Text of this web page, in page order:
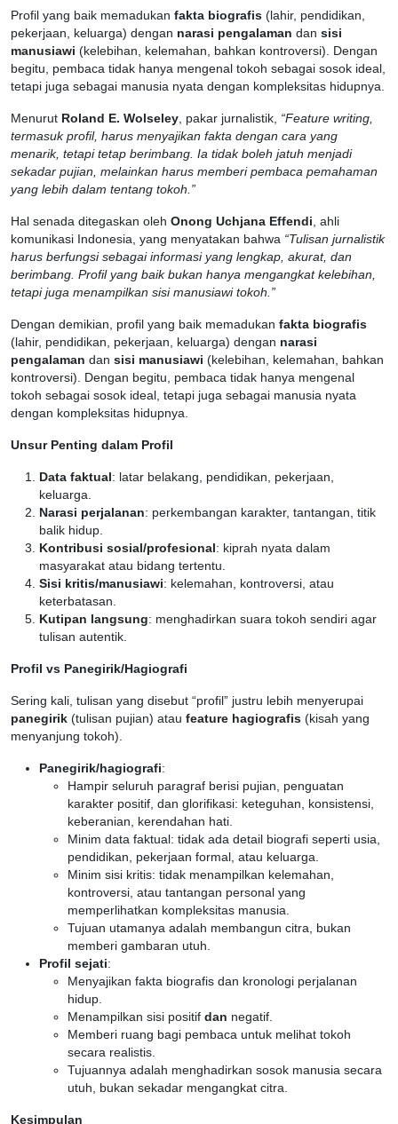
Profil yang baik memadukan fakta biografis (lahir, pendidikan,
pekerjaan, keluarga) dengan narasi pengalaman dan sisi
manusiawi (kelebihan, kelemahan, bahkan kontroversi). Dengan
begitu, pembaca tidak hanya mengenal tokoh sebagai sosok ideal,
tetapi juga sebagai manusia nyata dengan kompleksitas hidupnya.
Menurut Roland E. Wolseley , pakar jurnalistik, “Feature writing,
termasuk profil, harus menyajikan fakta dengan cara yang
menarik, tetapi tetap berimbang. Ia tidak boleh jatuh menjadi
sekadar pujian, melainkan harus memberi pembaca pemahaman
yang lebih dalam tentang tokoh.”
Hal senada ditegaskan oleh Onong Uchjana Effendi , ahli
komunikasi Indonesia, yang menyatakan bahwa “Tulisan jurnalistik
harus berfungsi sebagai informasi yang lengkap, akurat, dan
berimbang. Profil yang baik bukan hanya mengangkat kelebihan,
tetapi juga menampilkan sisi manusiawi tokoh.”
Dengan demikian, profil yang baik memadukan fakta biografis
(lahir, pendidikan, pekerjaan, keluarga) dengan narasi
pengalaman dan sisi manusiawi (kelebihan, kelemahan, bahkan
kontroversi). Dengan begitu, pembaca tidak hanya mengenal
tokoh sebagai sosok ideal, tetapi juga sebagai manusia nyata
dengan kompleksitas hidupnya.
Unsur Penting dalam Profil
Data faktual: latar belakang, pendidikan, pekerjaan,
keluarga.
Narasi perjalanan: perkembangan karakter, tantangan, titik
balik hidup.
Kontribusi sosial/profesional: kiprah nyata dalam
masyarakat atau bidang tertentu.
Sisi kritis/manusiawi: kelemahan, kontroversi, atau
keterbatasan.
Kutipan langsung: menghadirkan suara tokoh sendiri agar
tulisan autentik.
Profil vs Panegirik/Hagiografi
Sering kali, tulisan yang disebut “profil” justru lebih menyerupai
panegirik (tulisan pujian) atau feature hagiografis (kisah yang
menyanjung tokoh).
Panegirik/hagiografi:
Hampir seluruh paragraf berisi pujian, penguatan
karakter positif, dan glorifikasi: keteguhan, konsistensi,
keberanian, kerendahan hati.
Minim data faktual: tidak ada detail biografi seperti usia,
pendidikan, pekerjaan formal, atau keluarga.
Minim sisi kritis: tidak menampilkan kelemahan,
kontroversi, atau tantangan personal yang
memperlihatkan kompleksitas manusia.
Tujuan utamanya adalah membangun citra, bukan
memberi gambaran utuh.
Profil sejati:
Menyajikan fakta biografis dan kronologi perjalanan
hidup.
Menampilkan sisi positif dan negatif.
Memberi ruang bagi pembaca untuk melihat tokoh
secara realistis.
Tujuannya adalah menghadirkan sosok manusia secara
utuh, bukan sekadar mengangkat citra.
Kesimpulan